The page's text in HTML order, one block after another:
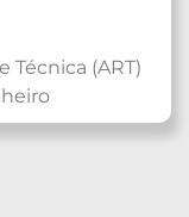
Técnica (ART)